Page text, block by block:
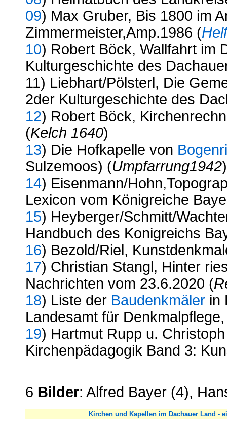
09) Max Gruber, Bis 1800 im
Zimmermeister,Amp.1986 (
10) Robert Böck, Wallfahrt im
Kulturgeschichte des
11) Liebhart/Pölsterl, Die
2der Kulturgeschichte des
12) Robert Böck,
(Kelch 1640)
13) Die Hofkapelle von
Sulzemoos) (Umpfarrung1942
14) Eisenmann/
Lexicon vom Königreiche
15) Heyberger/Schmitt/
Handbuch des Konigreichs
16) Bezold/Riel,
17) Christian Stangl, Hinter
Nachrichten vom 23.6.2020 (
18) Liste der Baudenkmäler in
Landesamt für
19) Hartmut Rupp u.
Kirchenpädagogik Band 3:
6 Bilder: Alfred Bayer (4),
Kirchen und Kapellen im Dachauer Land -